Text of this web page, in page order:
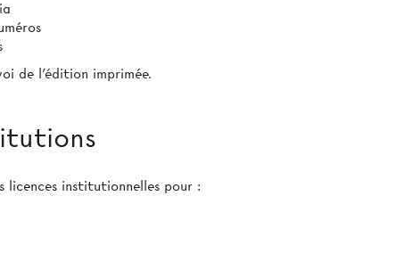
de l'édition imprimée.
licences institutionnelles pour :